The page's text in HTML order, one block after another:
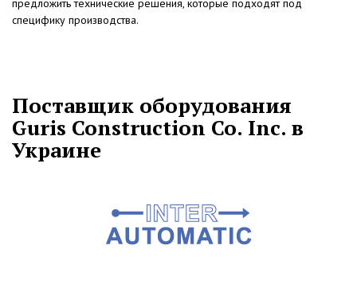
предложить технические решения, которые подходят под
специфику производства.
Поставщик оборудования
Guris Construction Co. Inc. в
Украине